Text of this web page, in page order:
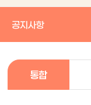
공지사항
통합